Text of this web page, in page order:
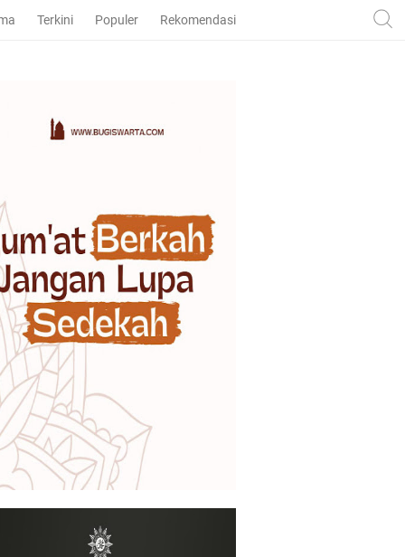
Terkini Populer Rekomendasi